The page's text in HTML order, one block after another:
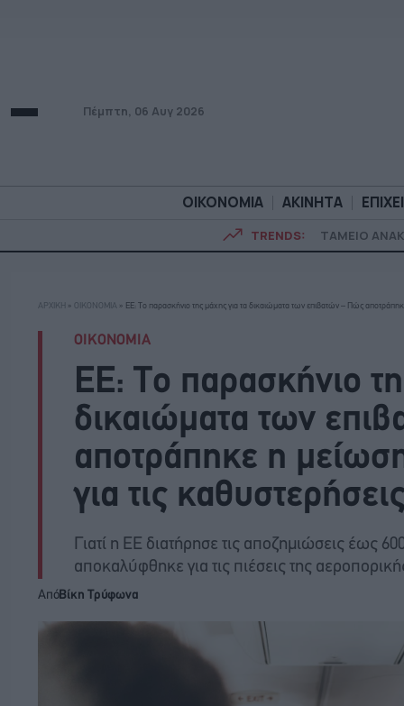
Πέμπτη, 06 Αυγ 2026
ΟΙΚΟΝΟΜΙΑ ΑΚΙΝΗΤΑ
TRENDS: ΤΑΜΕΙΟ
ΟΙΚΟΝΟΜΙΑ ΑΚΙΝΗΤΑ
ΑΡΧΙΚΗ » ΟΙΚΟΝΟΜΙΑ » ΕΕ: Το παρασκήνιο της μάχης για τα δικαιώματα των επιβατών – Πώς
ΟΙΚΟΝΟΜΙΑ
ΕΕ: Το παρασκήνιο
δικαιώματα των
αποτράπηκε η
για τις
Γιατί η ΕΕ διατήρησε τις αποζημιώσεις έως
αποκαλύφθηκε για τις πιέσεις της
ΑπόΒίκη Τρύφωνα